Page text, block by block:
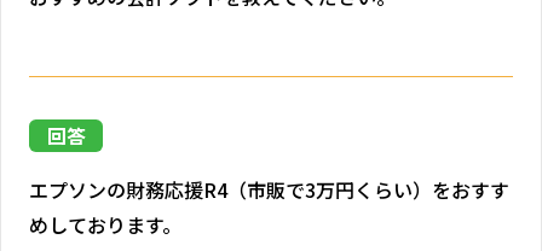
回答
エプソンの財務応援R4（市販で3万円くらい）をおすす
めしております。